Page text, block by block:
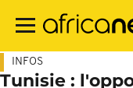
contenu
INFOS
Tunisie :